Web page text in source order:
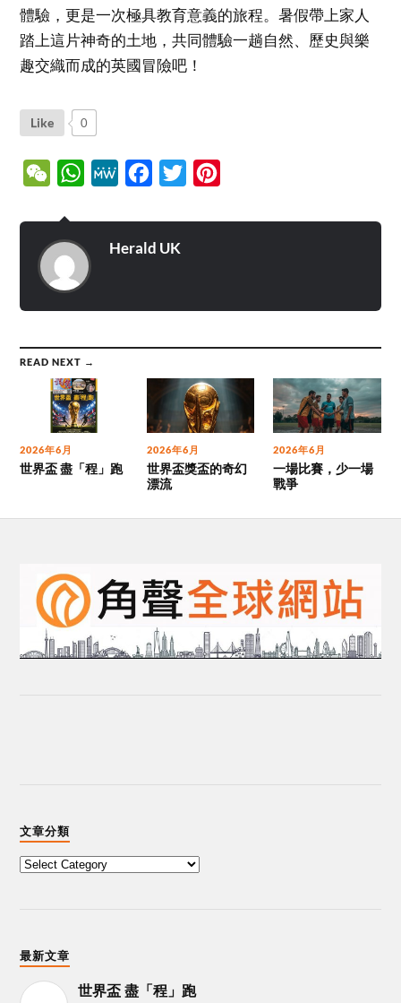
體驗，更是一次極具教育意義的旅程。暑假帶上家人
踏上這片神奇的土地，共同體驗一趟自然、歷史與樂
趣交織而成的英國冒險吧！
Like 0
WeChatWhatsApp
MeWe Facebook
Twitter
Herald UK
READ NEXT →
2026年6月
世界盃 盡「程」跑
2026年6月
世界盃獎盃的奇幻
漂流
2026年6月
一場比賽，少一場
戰爭
文章分類
最新文章
世界盃 盡「程」跑